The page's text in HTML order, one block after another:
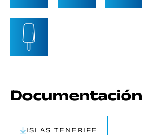
Documentación
ISLAS TENERIFE